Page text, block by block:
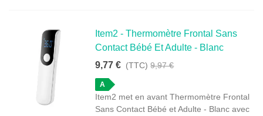
Item2 - Thermomètre Frontal Sans
Contact Bébé Et Adulte - Blanc
9,77 € (TTC) 9,97 €
A
Item2 met en avant Thermomètre Frontal
Sans Contact Bébé et Adulte - Blanc avec